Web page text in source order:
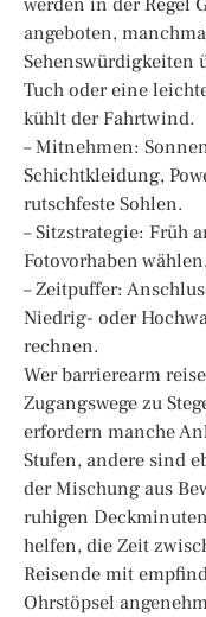
angeboten,
Sehenswürdigkeiten
Tuch oder eine
kühlt der Fahrtwind.
– Mitnehmen:
Schichtkleidung,
rutschfeste Sohlen.
– Sitzstrategie: Früh
Fotovorhaben
– Zeitpuffer:
Niedrig- oder
rechnen.
Wer barrierearm
Zugangswege zu
erfordern manche
Stufen, andere sind
der Mischung aus
ruhigen
helfen, die Zeit
Reisende mit
Ohrstöpsel